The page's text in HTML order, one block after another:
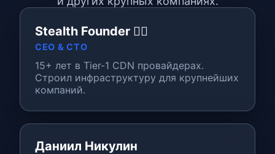
Stealth Founder 🦸‍♂️
CEO & CTO
15+ лет в Tier-1 CDN провайдерах.
Строил инфраструктуру для крупнейших
компаний.
Даниил Никулин